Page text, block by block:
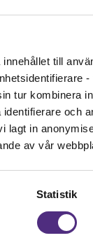
till
tur kombinera
och
lagt in
av vår
Statistik
Kontakt